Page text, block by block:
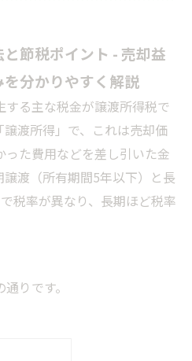
節税ポイント - 売却益
分かりやすく解説
る主な税金が譲渡所得税で
渡所得」で、これは売却価
た費用などを差し引いた金
渡（所有期間5年以下）と長
税率が異なり、長期ほど税率
りです。